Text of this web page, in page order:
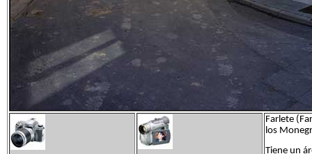
Farlete
los
Tiene un